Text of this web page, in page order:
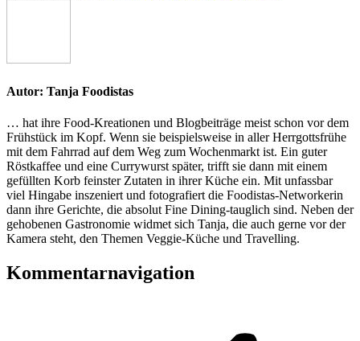
Autor: Tanja Foodistas
… hat ihre Food-Kreationen und Blogbeiträge meist schon vor dem
Frühstück im Kopf. Wenn sie beispielsweise in aller Herrgottsfrühe
mit dem Fahrrad auf dem Weg zum Wochenmarkt ist. Ein guter
Röstkaffee und eine Currywurst später, trifft sie dann mit einem
gefüllten Korb feinster Zutaten in ihrer Küche ein. Mit unfassbar
viel Hingabe inszeniert und fotografiert die Foodistas-Networkerin
dann ihre Gerichte, die absolut Fine Dining-tauglich sind. Neben der
gehobenen Gastronomie widmet sich Tanja, die auch gerne vor der
Kamera steht, den Themen Veggie-Küche und Travelling.
Kommentarnavigation